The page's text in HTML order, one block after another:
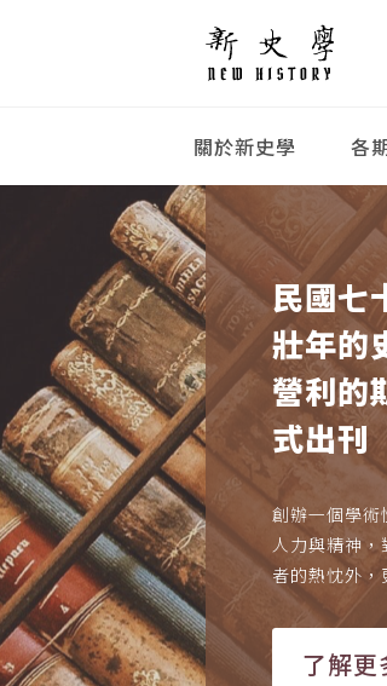
關於新史學 各
民國七
壯年的
營利的
式出刊
創辦一個學術
人力與精神
者的熱忱外，
了解更